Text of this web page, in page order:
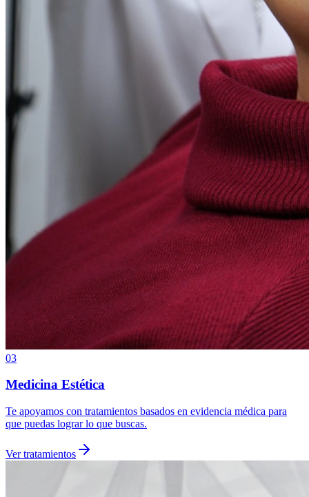
03
Medicina Estética
Te apoyamos con tratamientos basados en evidencia médica para
que puedas lograr lo que buscas.
Ver tratamientos